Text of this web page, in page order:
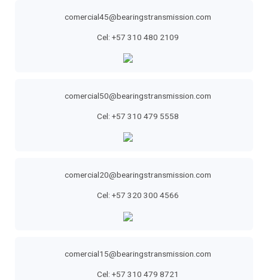
comercial45@bearingstransmission.com
Cel: +57 310 480 2109
comercial50@bearingstransmission.com
Cel: +57 310 479 5558
comercial20@bearingstransmission.com
Cel: +57 320 300 4566
comercial15@bearingstransmission.com
Cel: +57 310 479 8721